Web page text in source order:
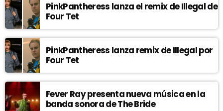
PinkPantheress lanza el remix de Illegal de
Four Tet
PinkPantheress lanza remix de Illegal por
Four Tet
Fever Ray presenta nueva música en la
banda sonora de The Bride